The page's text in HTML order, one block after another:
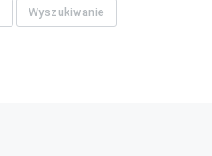
Wyszukiwanie